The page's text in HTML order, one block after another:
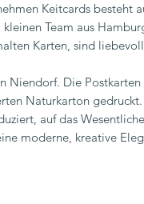
Keitcards besteht
Team aus
Karten, sind
Niendorf. Die Postkarten
Naturkarton gedruckt.
auf das
moderne, kreative